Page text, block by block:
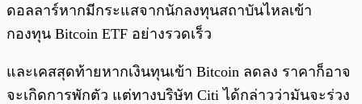
ดอลลาร์หากมีกระแสจากนักลงทุนสถาบันไหลเข้า
กองทุน Bitcoin ETF อย่างรวดเร็ว
และเคสสุดท้ายหากเงินทุนเข้า Bitcoin ลดลง ราคาก็อาจ
จะเกิดการพักตัว แต่ทางบริษัท Citi ได้กล่าวว่ามันจะร่วง